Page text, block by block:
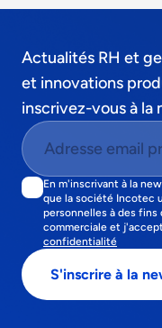
Actualités RH et
et innovations
inscrivez-vous à
En m'inscrivant à la
que la société Incotec
personnelles à des fins
commerciale et
confidentialité